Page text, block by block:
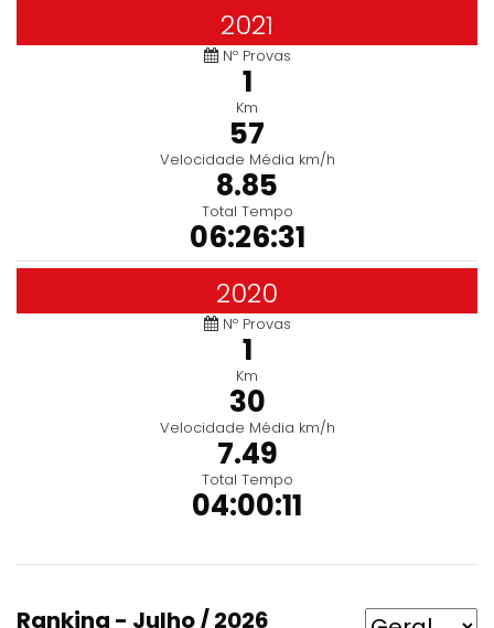
2021
Nº Provas
1
Km
57
Velocidade Média km/h
8.85
Total Tempo
06:26:31
2020
Nº Provas
1
Km
30
Velocidade Média km/h
7.49
Total Tempo
04:00:11
Ranking - Julho / 2026